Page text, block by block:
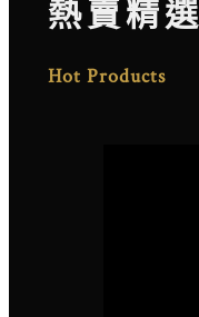
熱賣精選
Hot Products